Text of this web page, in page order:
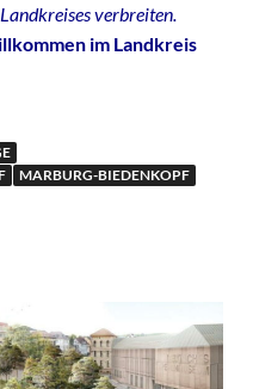
verbreiten.
im Landkreis
MARBURG-BIEDENKOPF